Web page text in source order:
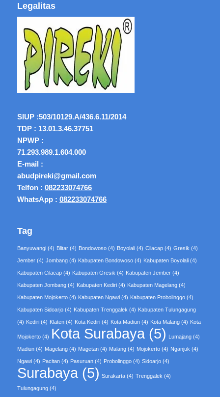
Legalitas
SIUP :503/10129.A/436.6.11/2014
TDP : 13.01.3.46.37751
NPWP :
71.293.989.1.604.000
E-mail :
abudpireki@gmail.com
Telfon : 082233074766
WhatsApp : 082233074766
Tag
Banyuwangi (4) Blitar (4) Bondowoso (4) Boyolali (4) Cilacap (4) Gresik (4)
Jember (4) Jombang (4) Kabupaten Bondowoso (4) Kabupaten Boyolali (4)
Kabupaten Cilacap (4) Kabupaten Gresik (4) Kabupaten Jember (4)
Kabupaten Jombang (4) Kabupaten Kediri (4) Kabupaten Magelang (4)
Kabupaten Mojokerto (4) Kabupaten Ngawi (4) Kabupaten Probolinggo (4)
Kabupaten Sidoarjo (4) Kabupaten Trenggalek (4) Kabupaten Tulungagung
(4) Kediri (4) Klaten (4) Kota Kediri (4) Kota Madiun (4) Kota Malang (4) Kota
Mojokerto (4) Kota Surabaya (5) Lumajang (4)
Madiun (4) Magelang (4) Magetan (4) Malang (4) Mojokerto (4) Nganjuk (4)
Ngawi (4) Pacitan (4) Pasuruan (4) Probolinggo (4) Sidoarjo (4)
Surabaya (5) Surakarta (4) Trenggalek (4)
Tulungagung (4)